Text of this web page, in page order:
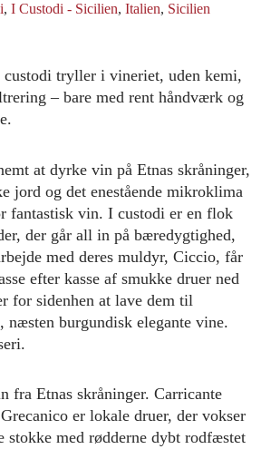
, I Custodi - Sicilien, Italien, Sicilien
custodi tryller i vineriet, uden kemi,
– bare med rent håndværk og
at dyrke vin på Etnas skråninger,
jord og det enestående mikroklima
fantastisk vin. I custodi er en flok
der går all in på bæredygtighed,
med deres muldyr, Ciccio, får
efter kasse af smukke druer ned
for sidenhen at lave dem til
næsten burgundisk elegante vine.
fra Etnas skråninger. Carricante
er lokale druer, der vokser
stokke med rødderne dybt rodfæstet